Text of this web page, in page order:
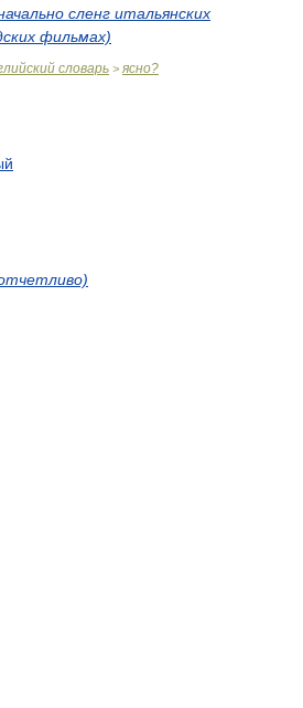
сленг итальянских
фильмах)
словарь > ясно?